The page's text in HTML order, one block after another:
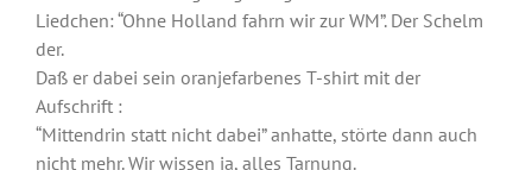
Liedchen: “Ohne Holland fahrn wir zur WM”. Der Schelm
der.
Daß er dabei sein oranjefarbenes T-shirt mit der
Aufschrift :
“Mittendrin statt nicht dabei” anhatte, störte dann auch
nicht mehr. Wir wissen ja, alles Tarnung.